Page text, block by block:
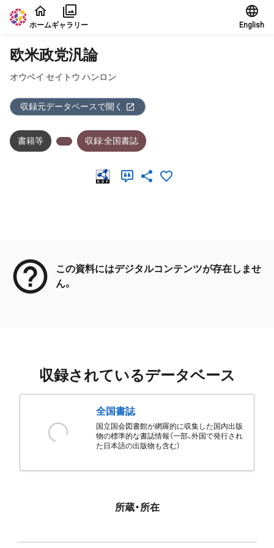
本文に飛ぶ
ホームギャラリー English
欧米政党汎論
オウベイ セイトウ ハンロン
収録元データベースで開く
書籍等 収録:全国書誌
この資料にはデジタルコンテンツが存在しませ
ん。
収録されているデータベース
全国書誌
国立国会図書館が網羅的に収集した国内出版
物の標準的な書誌情報（一部、外国で発行され
た日本語の出版物も含む）
所蔵・所在